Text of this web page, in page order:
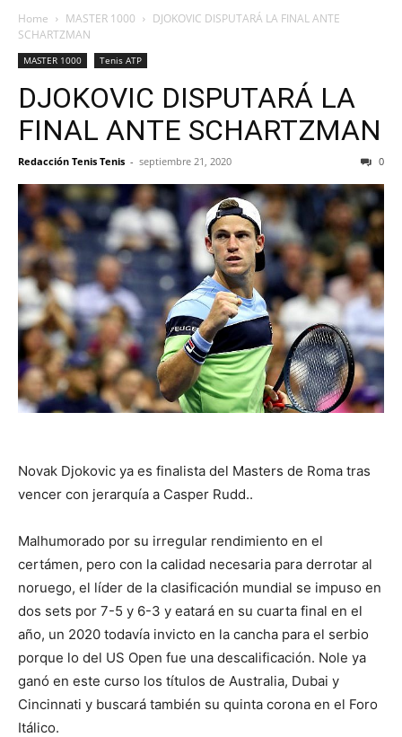
Home MASTER 1000
DJOKOVIC DISPUTARÁ LA FINAL ANTE
SCHARTZMAN
MASTER 1000 Tenis ATP
DJOKOVIC DISPUTARÁ LA
FINAL ANTE SCHARTZMAN
Redacción Tenis Tenis - septiembre 21, 2020 0
Novak Djokovic ya es finalista del Masters de Roma tras
vencer con jerarquía a Casper Rudd..
Malhumorado por su irregular rendimiento en el
certámen, pero con la calidad necesaria para derrotar al
noruego, el líder de la clasificación mundial se impuso en
dos sets por 7-5 y 6-3 y eatará en su cuarta final en el
año, un 2020 todavía invicto en la cancha para el serbio
porque lo del US Open fue una descalificación. Nole ya
ganó en este curso los títulos de Australia, Dubai y
Cincinnati y buscará también su quinta corona en el Foro
Itálico.